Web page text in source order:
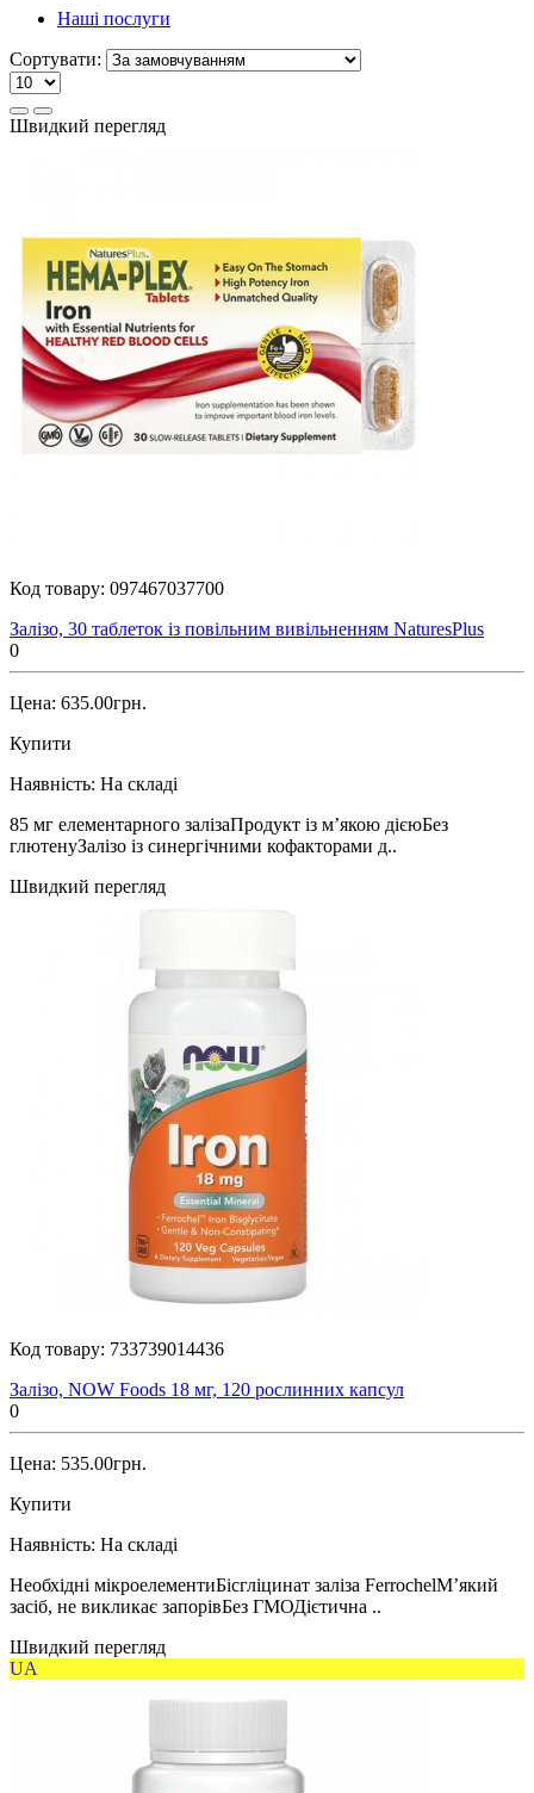
Наші послуги
Сортувати:
Швидкий перегляд
Код товару: 097467037700
Залізо, 30 таблеток із повільним вивільненням NaturesPlus
0
Цена: 635.00грн.
Купити
Наявність: На складі
85 мг елементарного залізаПродукт із м’якою дієюБез
глютенуЗалізо із синергічними кофакторами д..
Швидкий перегляд
Код товару: 733739014436
Залізо, NOW Foods 18 мг, 120 рослинних капсул
0
Цена: 535.00грн.
Купити
Наявність: На складі
Необхідні мікроелементиБісгліцинат заліза FerrochelМ’який
засіб, не викликає запорівБез ГМОДієтична ..
Швидкий перегляд
UA